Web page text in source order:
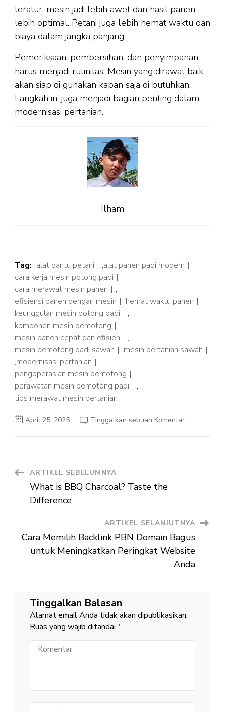
teratur, mesin jadi lebih awet dan hasil panen
lebih optimal. Petani juga lebih hemat waktu dan
biaya dalam jangka panjang.
Pemeriksaan, pembersihan, dan penyimpanan
harus menjadi rutinitas. Mesin yang dirawat baik
akan siap di gunakan kapan saja di butuhkan.
Langkah ini juga menjadi bagian penting dalam
modernisasi pertanian.
Ilham
Tag: alat bantu petani ,alat panen padi modern
,
cara kerja mesin potong padi
,
cara merawat mesin panen
,
efisiensi panen dengan mesin
,hemat waktu panen
,
keunggulan mesin potong padi
,
komponen mesin pemotong
,
mesin panen cepat dan efisien
,
mesin pemotong padi sawah
,mesin pertanian sawah
,modernisasi pertanian
,
pengoperasian mesin pemotong
,
perawatan mesin pemotong padi
,
tips merawat mesin pertanian
April 25, 2025 Tinggalkan sebuah Komentarpada
Navigasi
Artikel
ARTIKEL SEBELUMNYA
What is BBQ Charcoal? Taste the
Difference
ARTIKEL SELANJUTNYA
Cara Memilih Backlink PBN Domain Bagus
untuk Meningkatkan Peringkat Website
Anda
Tinggalkan Balasan
Alamat email Anda tidak akan dipublikasikan.
Ruas yang wajib ditandai *
Komentar